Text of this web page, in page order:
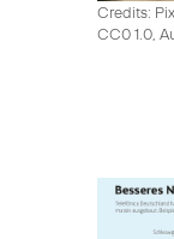
Credits:
CC0 1.0,